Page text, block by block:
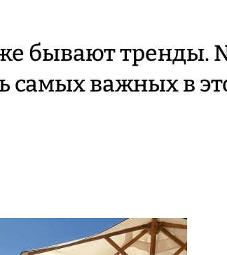
бывают тренды.
самых важных в